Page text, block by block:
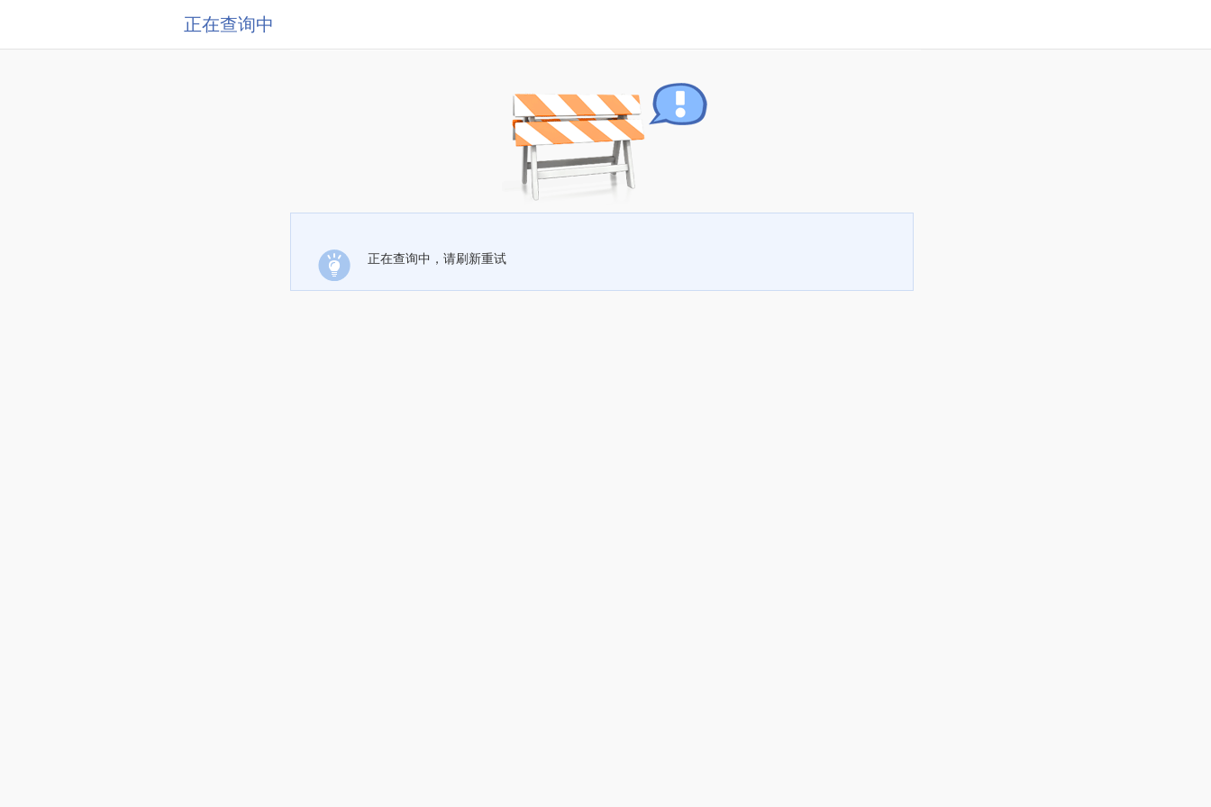
正在查询中
正在查询中，请刷新重试